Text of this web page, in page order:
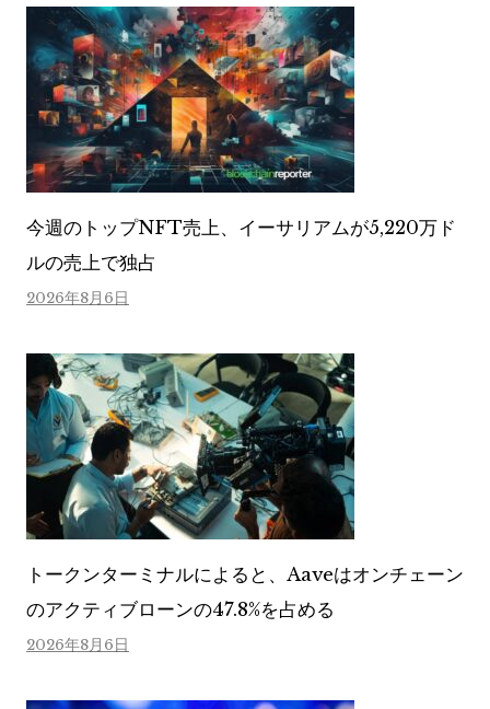
今週のトップNFT売上、イーサリアムが5,220万ド
ルの売上で独占
2026年8月6日
トークンターミナルによると、Aaveはオンチェーン
のアクティブローンの47.8%を占める
2026年8月6日